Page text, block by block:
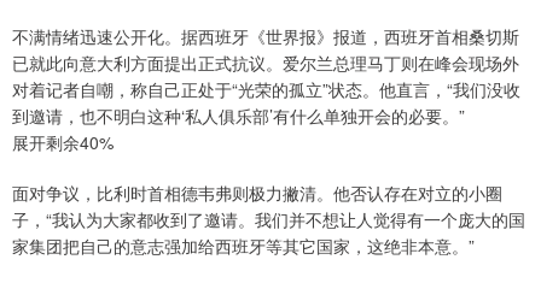
不满情绪迅速公开化。据西班牙《世界报》报道，西班牙首相桑切斯
已就此向意大利方面提出正式抗议。爱尔兰总理马丁则在峰会现场外
对着记者自嘲，称自己正处于“光荣的孤立”状态。他直言，“我们没收
到邀请，也不明白这种‘私人俱乐部’有什么单独开会的必要。”
展开剩余40%
面对争议，比利时首相德韦弗则极力撇清。他否认存在对立的小圈
子，“我认为大家都收到了邀请。我们并不想让人觉得有一个庞大的国
家集团把自己的意志强加给西班牙等其它国家，这绝非本意。”